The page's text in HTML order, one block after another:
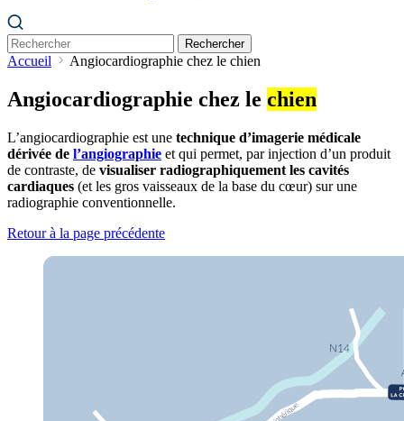
Rechercher
Accueil Angiocardiographie chez le chien
Angiocardiographie chez le chien
L’angiocardiographie est une technique d’imagerie médicale
dérivée de l’angiographie et qui permet, par injection d’un produit
de contraste, de visualiser radiographiquement les cavités
cardiaques (et les gros vaisseaux de la base du cœur) sur une
radiographie conventionnelle.
Retour à la page précédente